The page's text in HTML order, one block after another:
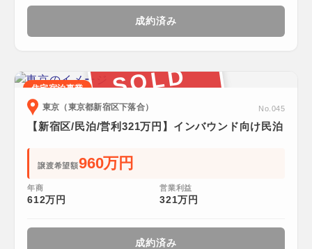
成約済み
SOLD
住宅宿泊事業
東京（東京都新宿区下落合）
No.045
【新宿区/民泊/営利321万円】インバウンド向け民泊
譲渡希望額960万円
年商
612万円
営業利益
321万円
成約済み